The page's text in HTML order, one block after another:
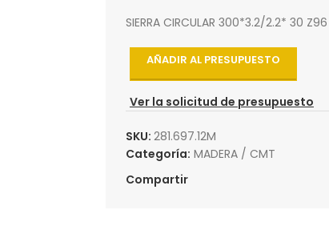
SIERRA CIRCULAR 300*3.2/2.2* 30
AÑADIR AL PRESUPUESTO
Ver la solicitud de presupuesto
SKU: 281.697.12M
Categoría: MADERA / CMT
Compartir